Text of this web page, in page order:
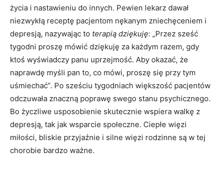
życia i nastawieniu do innych. Pewien lekarz dawał
niezwykłą receptę pacjentom nękanym zniechęceniem i
depresją, nazywając to terapią dziękuję: „Przez sześć
tygodni proszę mówić dziękuję za każdym razem, gdy
ktoś wyświadczy panu uprzejmość. Aby okazać, że
naprawdę myśli pan to, co mówi, proszę się przy tym
uśmiechać”. Po sześciu tygodniach większość pacjentów
odczuwała znaczną poprawę swego stanu psychicznego.
Bo życzliwe usposobienie skutecznie wspiera walkę z
depresją, tak jak wsparcie społeczne. Ciepłe więzi
miłości, bliskie przyjaźnie i silne więzi rodzinne są w tej
chorobie bardzo ważne.